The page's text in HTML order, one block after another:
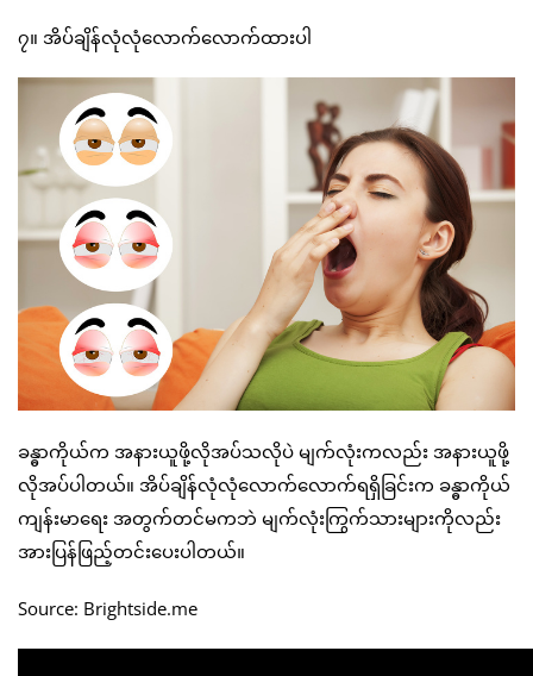
၇။ အိပ်ချိန်လုံလုံလောက်လောက်ထားပါ
ခန္ဓာကိုယ်က အနားယူဖို့လိုအပ်သလိုပဲ မျက်လုံးကလည်း အနားယူဖို့
လိုအပ်ပါတယ်။ အိပ်ချိန်လုံလုံလောက်လောက်ရရှိခြင်းက ခန္ဓာကိုယ်
ကျန်းမာရေး အတွက်တင်မကဘဲ မျက်လုံးကြွက်သားများကိုလည်း
အားပြန်ဖြည့်တင်းပေးပါတယ်။
Source: Brightside.me